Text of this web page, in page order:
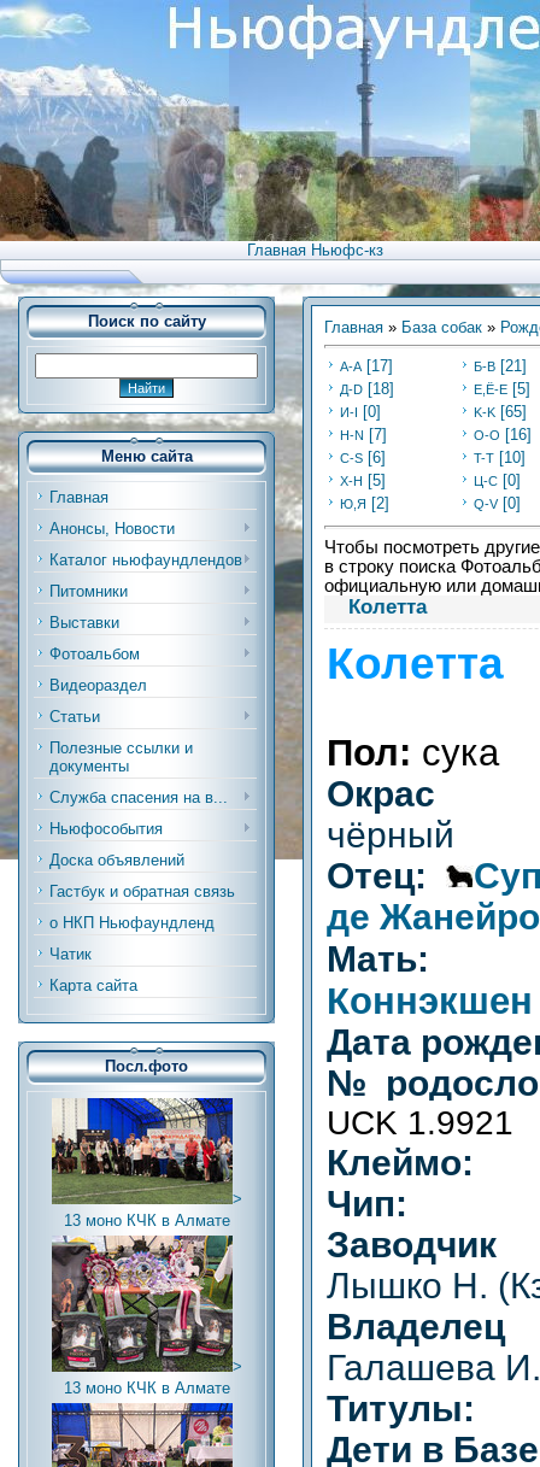
Главная Ньюфс-кз
Поиск по сайту
Меню сайта
Главная
Анонсы, Новости
Каталог ньюфаундлендов
Питомники
Выставки
Фотоальбом
Видеораздел
Статьи
Полезные ссылки и
документы
Служба спасения на в...
Ньюфособытия
Доска объявлений
Гастбук и обратная связь
о НКП Ньюфаундленд
Чатик
Карта сайта
Посл.фото
>
13 моно КЧК в Алмате
>
13 моно КЧК в Алмате
Главная » База собак »
А-А [17] Б-В [21]
Д-D [18] Е,Ё-Е [5]
И-I [0] K-K [65]
Н-N [7] O-O [16]
C-S [6] T-T [10]
Х-H [5] Ц-C [0]
Ю,Я [2] Q-V [0]
Чтобы посмотреть
в строку поиска
официальную или
Колетта
Колетта
Пол: сука
Окрас
чёрный
Отец:
де Жанейро
Дата
№
UCK 1.9921
Клеймо:
Чип:
Заводчик
Лышко Н.
Владелец
Галашева
Титулы:
Дети в